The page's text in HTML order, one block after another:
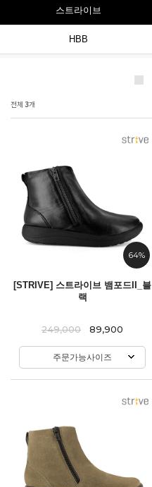
스트라이브
HBB
전체 3개
64%
[STRIVE] 스트라이브 뱀포드II_블
랙
249,000 89,900
주문가능사이즈